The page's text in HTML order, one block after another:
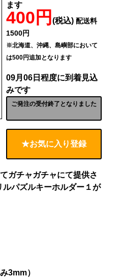
ます
400円 (税込) 配送料
1500円
※北海道、沖縄、島嶼部において
は500円追加となります
09月06日程度に到着見込
みです
ご発注の受付終了となりました
★お気に入り登録
ガチャガチャにて提供さ
パズルキーホルダー１が
3mm）